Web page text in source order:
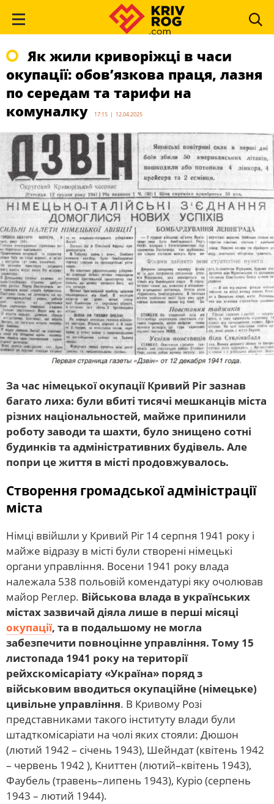
Як жили криворіжці в часи
окупації: обов’язкова праця, лазня
по середам та тарифи на
комуналку
17:15 | 12.04.2025
За час німецької окупації Кривий Ріг зазнав
багато лиха: були вбиті тисячі мешканців міста
різних національностей, майже припинили
роботу заводи та шахти, було знищено сотні
будинків та адміністративних будівель. Але
попри це життя в місті продовжувалось.
Створення громадської адміністрації
міста
Німці ввійшли у Кривий Ріг 14 серпня 1941 року і
майже відразу в місті були створені німецькі
органи управління. Восени 1941 року влада
належала 538 польовій комендатурі яку очолював
майор Реглер. Військова влада в українських
містах зазвичай діяла лише в перші місяці
окупації, та в подальшому не могла
забезпечити повноцінне управління. Тому 15
листопада 1941 року на території
рейхскомісаріату «Україна» поряд з
військовим вводиться окупаційне (німецьке)
цивільне управління. В Кривому Розі
представниками такого інституту влади були
штадткомісаріати на чолі яких стояли: Дюшон
(лютий 1942 – січень 1943), Шейндат (квітень 1942
– червень 1942 ), Книттен (лютий–квітень 1943),
Фаубель (травень–липень 1943), Куріо (серпень
1943 – лютий 1944).